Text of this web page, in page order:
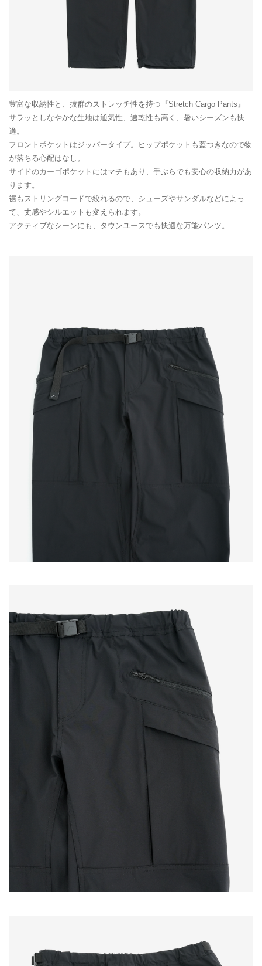
豊富な収納性と、抜群のストレッチ性を持つ『Stretch Cargo Pants』
サラッとしなやかな生地は通気性、速乾性も高く、暑いシーズンも快
適。
フロントポケットはジッパータイプ。ヒップポケットも蓋つきなので物
が落ちる心配はなし。
サイドのカーゴポケットにはマチもあり、手ぶらでも安心の収納力があ
ります。
裾もストリングコードで絞れるので、シューズやサンダルなどによっ
て、丈感やシルエットも変えられます。
アクティブなシーンにも、タウンユースでも快適な万能パンツ。